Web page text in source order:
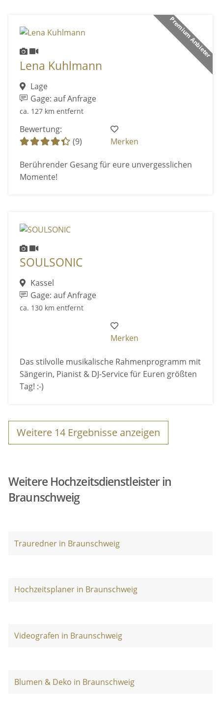
Premium Anbieter
Lena Kuhlmann
Lage
Gage: auf Anfrage
ca. 127 km entfernt
Bewertung:
(9)
Merken
Berührender Gesang für eure unvergesslichen
Momente!
SOULSONIC
Kassel
Gage: auf Anfrage
ca. 130 km entfernt
Merken
Das stilvolle musikalische Rahmenprogramm mit
Sängerin, Pianist & DJ-Service für Euren größten
Tag! :-)
Weitere 14 Ergebnisse anzeigen
Weitere Hochzeitsdienstleister in
Braunschweig
Trauredner in Braunschweig
Hochzeitsplaner in Braunschweig
Videografen in Braunschweig
Blumen & Deko in Braunschweig